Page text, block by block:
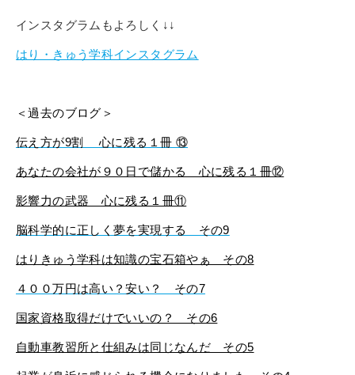
インスタグラムもよろしく↓↓
はり・きゅう学科インスタグラム
＜過去のブログ＞
伝え方が9割 心に残る１冊 ⑬
あなたの会社が９０日で儲かる 心に残る１冊⑫
影響力の武器 心に残る１冊⑪
脳科学的に正しく夢を実現する その9
はりきゅう学科は知識の宝石箱やぁ その8
４００万円は高い？安い？ その7
国家資格取得だけでいいの？ その6
自動車教習所と仕組みは同じなんだ その5